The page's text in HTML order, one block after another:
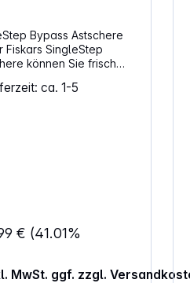
Bypass Astschere
Fiskars SingleStep
können Sie frisches
schneiden. Am besten
wenn Äste und
von 35
ohne dass Ihre
werden. Das
beträgt 1050 Gramm.
Klingen verfügen
durch
ca. 1-5
€ (41.01%
MwSt. ggf. zzgl.